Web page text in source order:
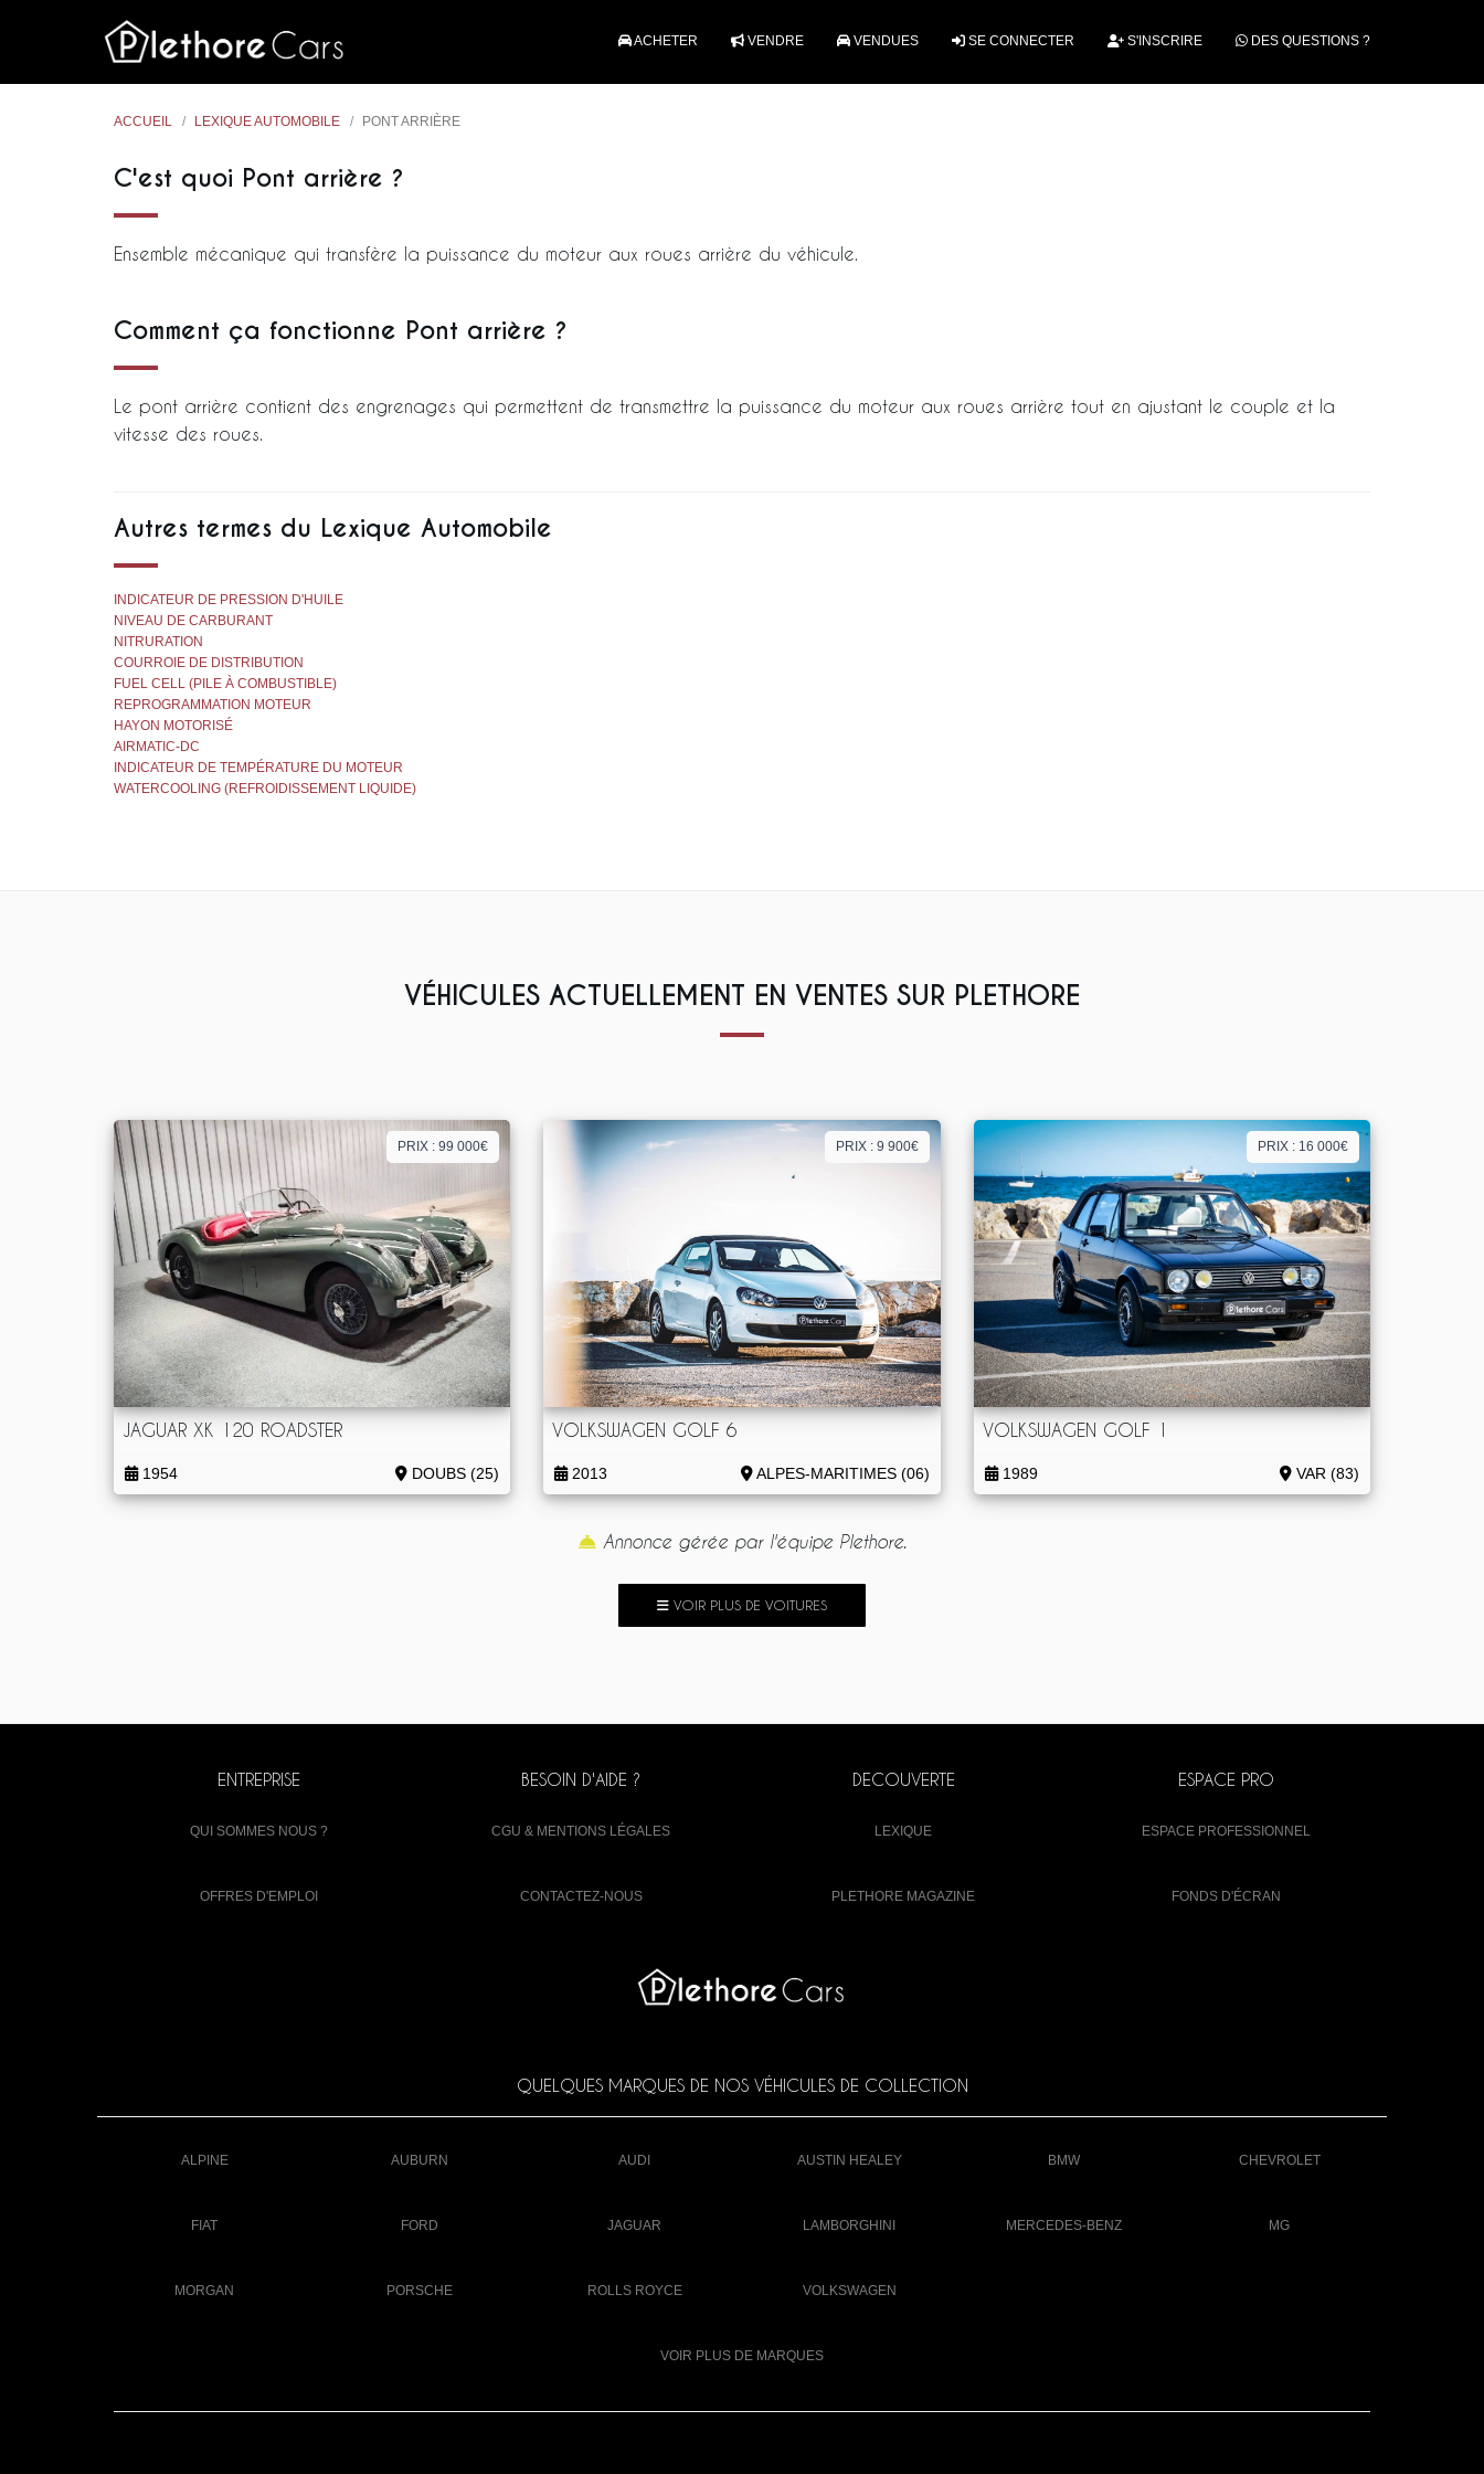
ACHETER VENDRE VENDUES SE CONNECTER S'INSCRIRE DES QUESTIONS ?
ACCUEIL LEXIQUE AUTOMOBILE PONT ARRIÈRE
C'est quoi Pont arrière ?
Ensemble mécanique qui transfère la puissance du moteur aux roues arrière du véhicule.
Comment ça fonctionne Pont arrière ?
Le pont arrière contient des engrenages qui permettent de transmettre la puissance du moteur aux roues arrière tout en ajustant le couple et la
vitesse des roues.
Autres termes du Lexique Automobile
INDICATEUR DE PRESSION D'HUILE
NIVEAU DE CARBURANT
NITRURATION
COURROIE DE DISTRIBUTION
FUEL CELL (PILE À COMBUSTIBLE)
REPROGRAMMATION MOTEUR
HAYON MOTORISÉ
AIRMATIC-DC
INDICATEUR DE TEMPÉRATURE DU MOTEUR
WATERCOOLING (REFROIDISSEMENT LIQUIDE)
VÉHICULES ACTUELLEMENT EN VENTES SUR PLETHORE
PRIX : 99 000€
JAGUAR XK 120 ROADSTER
1954 DOUBS (25)
PRIX : 9 900€
VOLKSWAGEN GOLF 6
2013 ALPES-MARITIMES (06)
PRIX : 16 000€
VOLKSWAGEN GOLF 1
1989 VAR (83)
Annonce gérée par l'équipe Plethore.
VOIR PLUS DE VOITURES
ENTREPRISE
QUI SOMMES NOUS ?
OFFRES D'EMPLOI
BESOIN D'AIDE ?
CGU & MENTIONS LÉGALES
CONTACTEZ-NOUS
DECOUVERTE
LEXIQUE
PLETHORE MAGAZINE
ESPACE PRO
ESPACE PROFESSIONNEL
FONDS D'ÉCRAN
QUELQUES MARQUES DE NOS VÉHICULES DE COLLECTION
ALPINE AUBURN AUDI AUSTIN HEALEY BMW CHEVROLET
FIAT FORD JAGUAR LAMBORGHINI MERCEDES-BENZ MG
MORGAN PORSCHE ROLLS ROYCE VOLKSWAGEN
VOIR PLUS DE MARQUES